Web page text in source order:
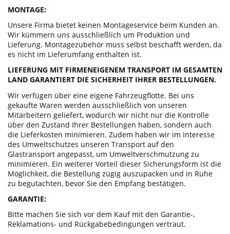
MONTAGE:
Unsere Firma bietet keinen Montageservice beim Kunden an.
Wir kümmern uns ausschließlich um Produktion und
Lieferung. Montagezubehör muss selbst beschafft werden, da
es nicht im Lieferumfang enthalten ist.
LIEFERUNG MIT FIRMENEIGENEM TRANSPORT IM GESAMTEN
LAND GARANTIERT DIE SICHERHEIT IHRER BESTELLUNGEN.
Wir verfügen über eine eigene Fahrzeugflotte. Bei uns
gekaufte Waren werden ausschließlich von unseren
Mitarbeitern geliefert, wodurch wir nicht nur die Kontrolle
über den Zustand Ihrer Bestellungen haben, sondern auch
die Lieferkosten minimieren. Zudem haben wir im Interesse
des Umweltschutzes unseren Transport auf den
Glastransport angepasst, um Umweltverschmutzung zu
minimieren. Ein weiterer Vorteil dieser Sicherungsform ist die
Möglichkeit, die Bestellung zügig auszupacken und in Ruhe
zu begutachten, bevor Sie den Empfang bestätigen.
GARANTIE:
Bitte machen Sie sich vor dem Kauf mit den Garantie-,
Reklamations- und Rückgabebedingungen vertraut.